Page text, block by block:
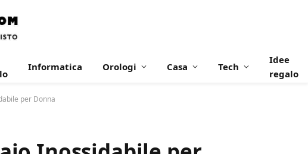
Informatica Orologi Casa Tech
Idee
regalo
per Donna